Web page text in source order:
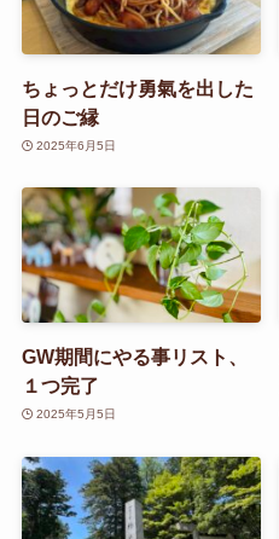
ちょっとだけ勇氣を出した
日のご縁
2025年6月5日
GW期間にやる事リスト、
１つ完了
2025年5月5日